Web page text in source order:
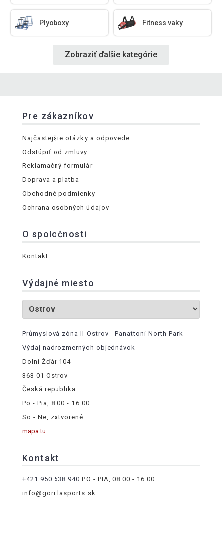
Plyoboxy Fitness vaky
Zobraziť ďalšie kategórie
Pre zákazníkov
Najčastejšie otázky a odpovede
Odstúpiť od zmluvy
Reklamačný formulár
Doprava a platba
Obchodné podmienky
Ochrana osobných údajov
O spoločnosti
Kontakt
Výdajné miesto
Průmyslová zóna II Ostrov - Panattoni North Park -
Výdaj nadrozmerných objednávok
Dolní Žďár 104
363 01 Ostrov
Česká republika
Po - Pia, 8:00 - 16:00
So - Ne, zatvorené
mapa tu
Kontakt
+421 950 538 940 PO - PIA, 08:00 - 16:00
info@gorillasports.sk